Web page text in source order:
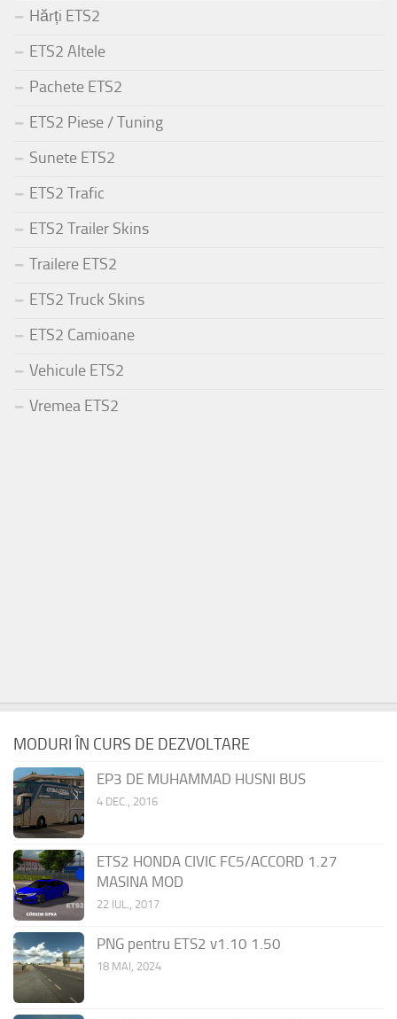
Hărți ETS2
ETS2 Altele
Pachete ETS2
ETS2 Piese / Tuning
Sunete ETS2
ETS2 Trafic
ETS2 Trailer Skins
Trailere ETS2
ETS2 Truck Skins
ETS2 Camioane
Vehicule ETS2
Vremea ETS2
MODURI ÎN CURS DE DEZVOLTARE
EP3 DE MUHAMMAD HUSNI BUS
4 DEC., 2016
ETS2 HONDA CIVIC FC5/ACCORD 1.27
MASINA MOD
22 IUL., 2017
PNG pentru ETS2 v1.10 1.50
18 MAI, 2024